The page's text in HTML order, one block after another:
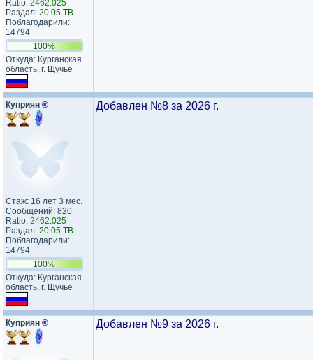
Ratio: 2462.025
Раздал: 20.05 TB
Поблагодарили:
14794
100%
Откуда: Курганская
область, г. Щучье
Куприян ®
Стаж: 16 лет 3 мес.
Сообщений: 820
Ratio: 2462.025
Раздал: 20.05 TB
Поблагодарили:
14794
100%
Откуда: Курганская
область, г. Щучье
Добавлен №8 за 2026 г.
Куприян ® Добавлен №9 за 2026 г.